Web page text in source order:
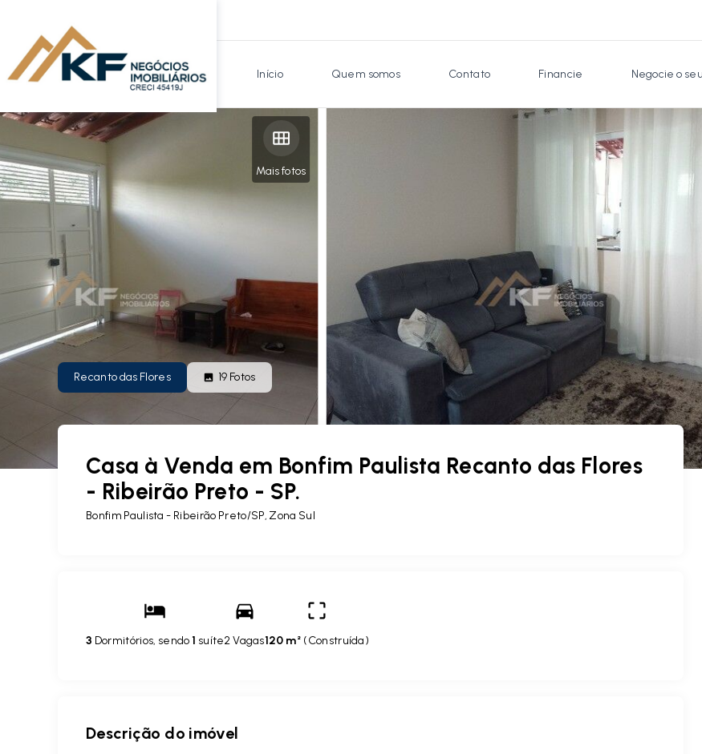
Início Quem somos Contato Financie Negocie o
Mais fotos
Recanto das Flores 19 Fotos
Casa à Venda em Bonfim Paulista Recanto das Flores
- Ribeirão Preto - SP.
Bonfim Paulista - Ribeirão Preto/SP, Zona Sul
3 Dormitórios, sendo1 suíte2 Vagas120 m² (Construída)
Descrição do imóvel